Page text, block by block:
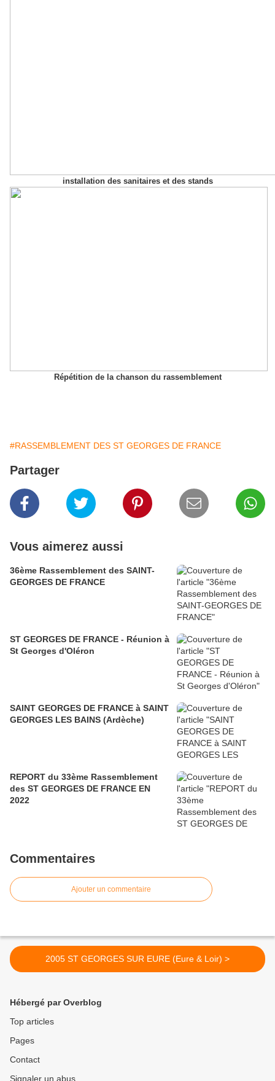
installation des sanitaires et des stands
Répétition de la chanson du rassemblement
#RASSEMBLEMENT DES ST GEORGES DE FRANCE
Partager
Vous aimerez aussi
36ème Rassemblement des SAINT-
GEORGES DE FRANCE
ST GEORGES DE FRANCE - Réunion à
St Georges d'Oléron
SAINT GEORGES DE FRANCE à SAINT
GEORGES LES BAINS (Ardèche)
REPORT du 33ème Rassemblement
des ST GEORGES DE FRANCE EN
2022
Commentaires
Ajouter un commentaire
2005 ST GEORGES SUR EURE (Eure & Loir) >
Hébergé par Overblog
Top articles
Pages
Contact
Signaler un abus